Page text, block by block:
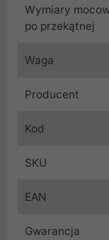
Wymiary
po przekątnej
Waga
Producent
Kod
SKU
EAN
Gwarancja